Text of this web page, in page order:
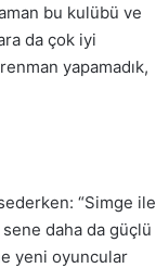
bu kulübü ve
da çok iyi
yapamadık,
“Simge ile
daha da güçlü
yeni oyuncular